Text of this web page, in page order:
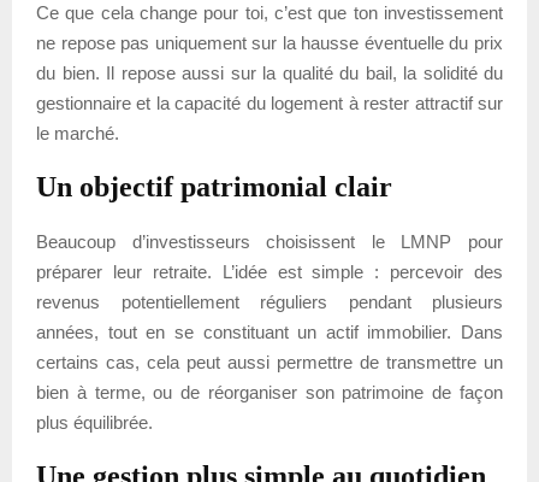
Ce que cela change pour toi, c’est que ton investissement
ne repose pas uniquement sur la hausse éventuelle du prix
du bien. Il repose aussi sur la qualité du bail, la solidité du
gestionnaire et la capacité du logement à rester attractif sur
le marché.
Un objectif patrimonial clair
Beaucoup d’investisseurs choisissent le LMNP pour
préparer leur retraite. L’idée est simple : percevoir des
revenus potentiellement réguliers pendant plusieurs
années, tout en se constituant un actif immobilier. Dans
certains cas, cela peut aussi permettre de transmettre un
bien à terme, ou de réorganiser son patrimoine de façon
plus équilibrée.
Une gestion plus simple au quotidien